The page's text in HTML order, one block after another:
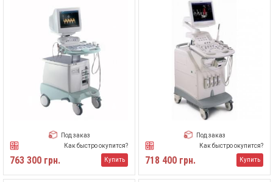
Под заказ
Как быстро окупится?
763 300 грн. Купить
Под заказ
Как быстро окупится?
718 400 грн. Купить